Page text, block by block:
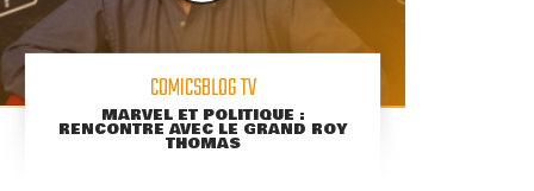
COMICSBLOG TV
MARVEL ET POLITIQUE :
RENCONTRE AVEC LE GRAND ROY
THOMAS